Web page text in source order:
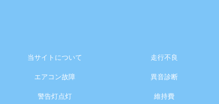
当サイトについて 走行不良
エアコン故障 異音診断
警告灯点灯 維持費